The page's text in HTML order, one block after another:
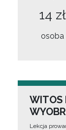
14 zł
osoba
WITOS
Lekcja